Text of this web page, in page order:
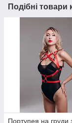
Подібні товари
Портупея на груди